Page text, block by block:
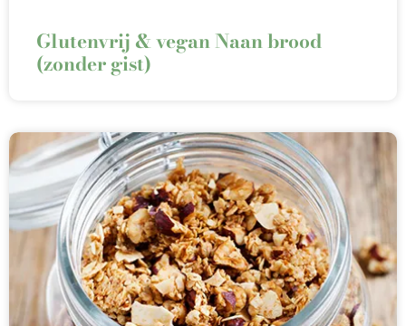
Glutenvrij & vegan Naan brood
(zonder gist)